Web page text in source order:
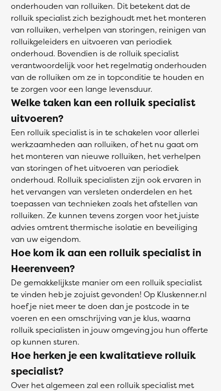
onderhouden van rolluiken. Dit betekent dat de
rolluik specialist zich bezighoudt met het monteren
van rolluiken, verhelpen van storingen, reinigen van
rolluikgeleiders en uitvoeren van periodiek
onderhoud. Bovendien is de rolluik specialist
verantwoordelijk voor het regelmatig onderhouden
van de rolluiken om ze in topconditie te houden en
te zorgen voor een lange levensduur.
Welke taken kan een rolluik specialist
uitvoeren?
Een rolluik specialist is in te schakelen voor allerlei
werkzaamheden aan rolluiken, of het nu gaat om
het monteren van nieuwe rolluiken, het verhelpen
van storingen of het uitvoeren van periodiek
onderhoud. Rolluik specialisten zijn ook ervaren in
het vervangen van versleten onderdelen en het
toepassen van technieken zoals het afstellen van
rolluiken. Ze kunnen tevens zorgen voor het juiste
advies omtrent thermische isolatie en beveiliging
van uw eigendom.
Hoe kom ik aan een rolluik specialist in
Heerenveen?
De gemakkelijkste manier om een rolluik specialist
te vinden heb je zojuist gevonden! Op Kluskenner.nl
hoef je niet meer te doen dan je postcode in te
voeren en een omschrijving van je klus, waarna
rolluik specialisten in jouw omgeving jou hun offerte
op kunnen sturen.
Hoe herken je een kwalitatieve rolluik
specialist?
Over het algemeen zal een rolluik specialist met